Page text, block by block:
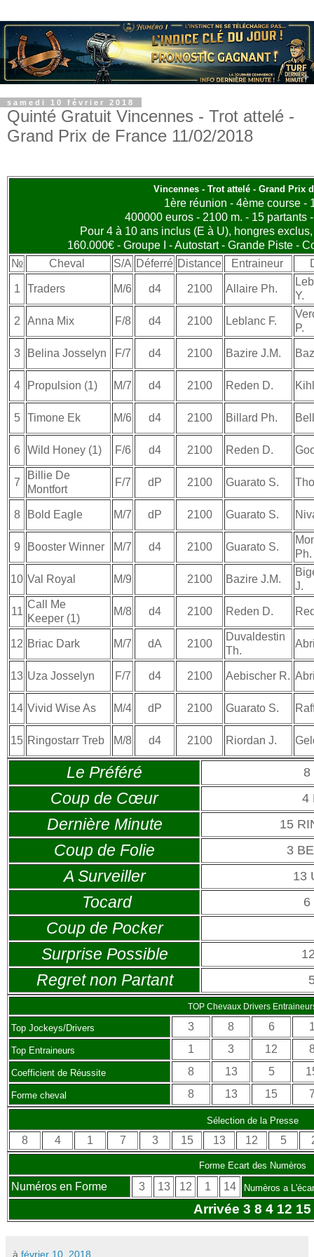
samedi 10 février 2018
Quinté Gratuit Vincennes - Trot attelé -
Grand Prix de France 11/02/2018
Vincennes - Trot attelé - Grand Prix
1ère réunion - 4ème course -
400000 euros - 2100 m. - 15 partants
Pour 4 à 10 ans inclus (E à U), hongres
160.000€ - Groupe I - Autostart - Grande Piste -
№
Cheval S/A Déferré Distance Entraineur
1 Traders M/6 d4 2100 Allaire Ph.
Y.
2 Anna Mix F/8 d4 2100 Leblanc F.
P.
3 Belina Josselyn F/7 d4 2100 Bazire J.M.
4 Propulsion (1) M/7 d4 2100 Reden D.
5 Timone Ek M/6 d4 2100 Billard Ph.
6 Wild Honey (1) F/6 d4 2100 Reden D.
7
Billie De
Montfort
F/7 dP 2100 Guarato S.
8 Bold Eagle M/7 dP 2100 Guarato S.
9 Booster Winner M/7 d4 2100 Guarato S.
Ph.
10 Val Royal M/9 2100 Bazire J.M.
J.
11
Call Me
Keeper (1)
M/8 d4 2100 Reden D.
12 Briac Dark M/7 dA 2100
Duvaldestin
Th.
13 Uza Josselyn F/7 d4 2100 Aebischer R.
14 Vivid Wise As M/4 dP 2100 Guarato S.
15 Ringostarr Treb M/8 d4 2100 Riordan J.
Le Préféré 8
Coup de Cœur 4
Dernière Minute 15
Coup de Folie 3
A Surveiller 13
Tocard 6
Coup de Pocker
Surprise Possible
Regret non Partant
TOP Chevaux Drivers
Top Jockeys/Drivers 3 8 6
Top Entraineurs 1 3 12
Coefficient de Réussite 8 13 5
Forme cheval 8 13 15
Sélection de la Presse
8 4 1 7 3 15 13 12 5
Forme Ecart des Numèros
Numéros en Forme 3 13 12 1 14 Numèros a
Arrivée 3 8 4 12 15
à février 10, 2018